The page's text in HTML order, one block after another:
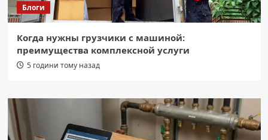
Блоги
Когда нужны грузчики с машиной:
преимущества комплексной услуги
5 години тому назад